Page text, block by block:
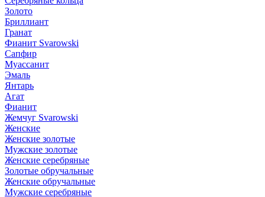
Золото
Бриллиант
Гранат
Фианит Svarowski
Сапфир
Муассанит
Эмаль
Янтарь
Агат
Фианит
Жемчуг Svarowski
Женские
Женские золотые
Мужские золотые
Женские серебряные
Золотые обручальные
Женские обручальные
Мужские серебряные